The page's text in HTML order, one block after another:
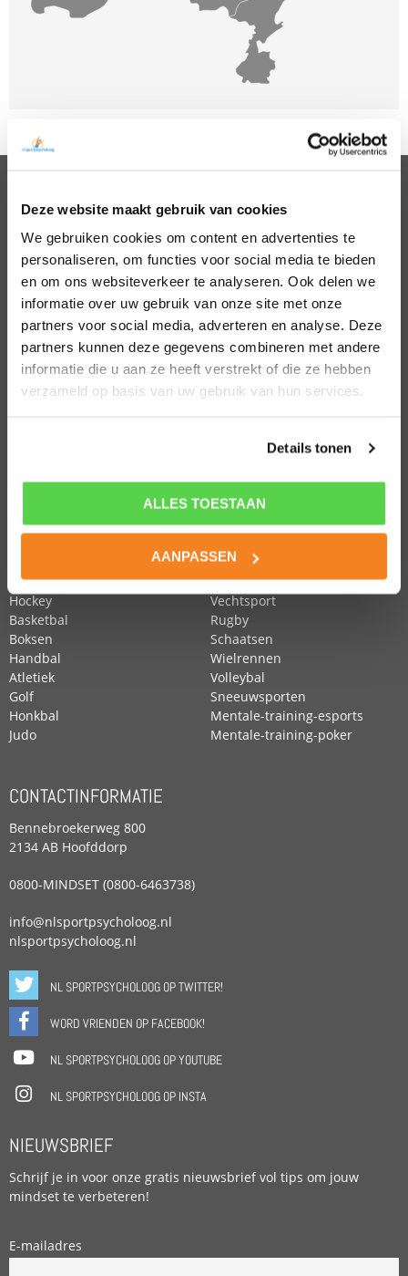
Deze website maakt gebruik van cookies
We gebruiken cookies om content en advertenties te
personaliseren, om functies voor social media te bieden
en om ons websiteverkeer te analyseren. Ook delen we
informatie over uw gebruik van onze site met onze
partners voor social media, adverteren en analyse. Deze
partners kunnen deze gegevens combineren met andere
informatie die u aan ze heeft verstrekt of die ze hebben
verzameld op basis van uw gebruik van hun services.
Details tonen
ALLES TOESTAAN
AANPASSEN
PSYCHOLOGEN
Noord Holland
Zuid Holland
Noord Brabant
Gelderland
Utrecht
Overijssel
Zeeland
Amsterdam
Almere
Hillegom
Den Bosch
Eindhoven
Den Haag
Leiden
Middelburg
Nijmegen
Roosendaal
Rotterdam
POPULAIRE SPORTEN
Paardensport
Hockey
Basketbal
Boksen
Handbal
Atletiek
Golf
Honkbal
Judo
Tennis
Turnen
Vechtsport
Rugby
Schaatsen
Wielrennen
Volleybal
Sneeuwsporten
Mentale-training-esports
Mentale-training-poker
CONTACTINFORMATIE
Bennebroekerweg 800
2134 AB Hoofddorp
0800-MINDSET (0800-6463738)
info@nlsportpsycholoog.nl
nlsportpsycholoog.nl
NL SPORTPSYCHOLOOG OP TWITTER!
WORD VRIENDEN OP FACEBOOK!
NL SPORTPSYCHOLOOG OP YOUTUBE
NL SPORTPSYCHOLOOG OP INSTA
NIEUWSBRIEF
Schrijf je in voor onze gratis nieuwsbrief vol tips om jouw
mindset te verbeteren!
E-mailadres